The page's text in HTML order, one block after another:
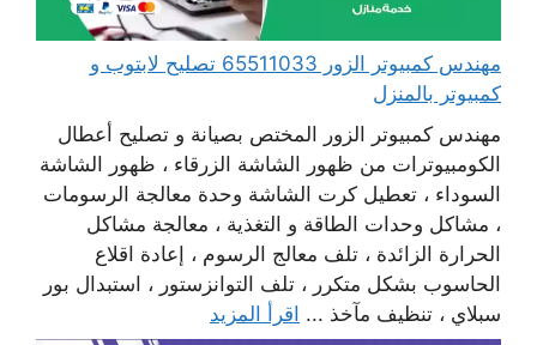
مهندس كمبيوتر الزور 65511033 تصليح لابتوب و
كمبيوتر بالمنزل
مهندس كمبيوتر الزور المختص بصيانة و تصليح أعطال
الكومبيوترات من ظهور الشاشة الزرقاء ، ظهور الشاشة
السوداء ، تعطيل كرت الشاشة وحدة معالجة الرسومات
، مشاكل وحدات الطاقة و التغذية ، معالجة مشاكل
الحرارة الزائدة ، تلف معالج الرسوم ، إعادة اقلاع
الحاسوب بشكل متكرر ، تلف التوانزستور ، استبدال بور
سبلاي ، تنظيف مآخذ ... اقرأ المزيد